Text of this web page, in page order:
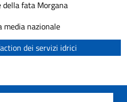
fata Morgana
nazionale
dei servizi idrici